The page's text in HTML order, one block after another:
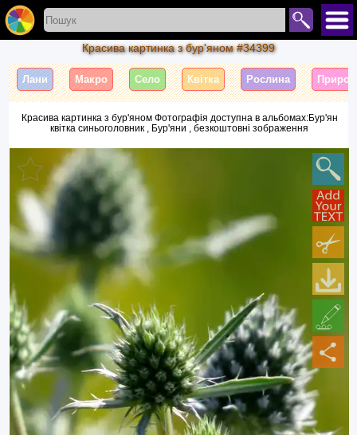
Красива картинка з бур'яном #34399
Лани Макро Село Квітка Рослина
Красива картинка з бур'яном Фотографія доступна в альбомах:Бур'ян
квітка синьоголовник , Бур'яни , безкоштовні зображення